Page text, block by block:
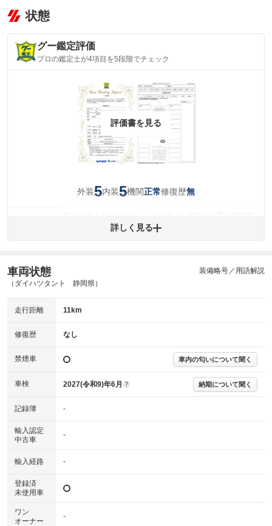
状態
グー鑑定評価
プロの鑑定士が4項目を5段階でチェック
評価書を見る
外装5内装5機関正常修復歴無
みですが、 小さなキズやヘコミが残っている場合もありま
内装
(内装状態)
気になる汚れ等がない綺麗な室内を保っています。
下さい。
および表示項目が異なる場合がございます。
※グー鑑定の評価はあくまでも記載している鑑定日の鑑定結果となりま
詳しく見る
車両状態
（ダイハツタント 静岡県）
装備略号／用語解説
走行距離 11km
修復歴 なし
禁煙車 車内の匂いについて聞く
車検 2027(令和9)年6月 ? 納期について聞く
記録簿 -
輸入認定
中古車
-
輸入経路 -
登録済
未使用車
ワン
オーナー
-